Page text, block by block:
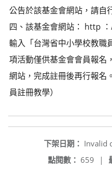
公告於該基金會網站，請自
四、該基金會網站： http
輸入「台灣省中小學校教職
項活動僅供基金會會員報名
網站，完成註冊後再行報名
員註冊教學）
下架日期： Invalid
點閱數： 659 |